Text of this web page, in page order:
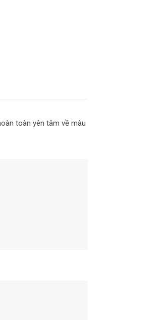
toàn yên tâm về màu